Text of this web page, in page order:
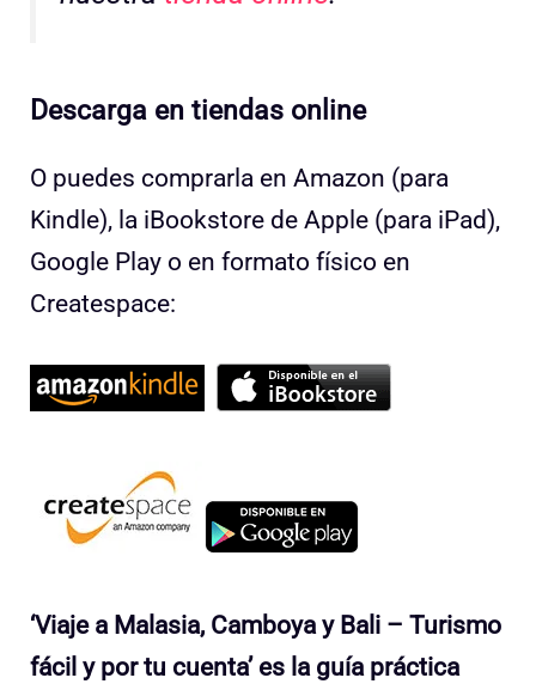
Descarga en tiendas online
O puedes comprarla en Amazon (para
Kindle), la iBookstore de Apple (para iPad),
Google Play o en formato físico en
Createspace:
‘Viaje a Malasia, Camboya y Bali – Turismo
fácil y por tu cuenta’ es la guía práctica